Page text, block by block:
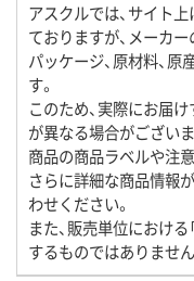
アスクルでは、サイト
ておりますが、メーカー
パッケージ、原材料、
す。
このため、実際にお届
が異なる場合がござい
商品の商品ラベルや注
さらに詳細な商品情報
わせください。
また、販売単位におけ
するものではありませ